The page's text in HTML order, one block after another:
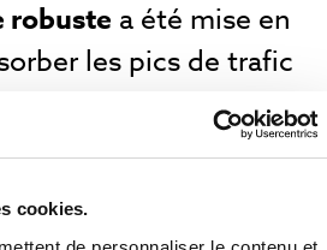
cookies.
robuste a été mise en
les pics de trafic
optimal
du site.